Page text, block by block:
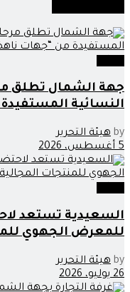
جهة الشمال تطلق
النسائية
by هيئة التحرير
5 أغسطس، 2026
السعيدية تستعد
للمعرض الجهوي
by هيئة التحرير
26 يوليو، 2026